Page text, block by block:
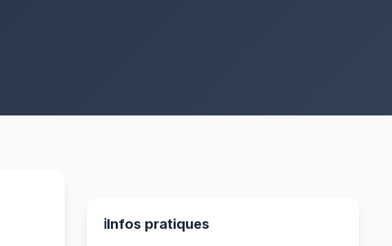
ℹ️Infos pratiques